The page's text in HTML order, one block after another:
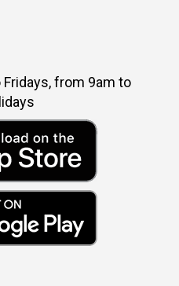
from 9am to